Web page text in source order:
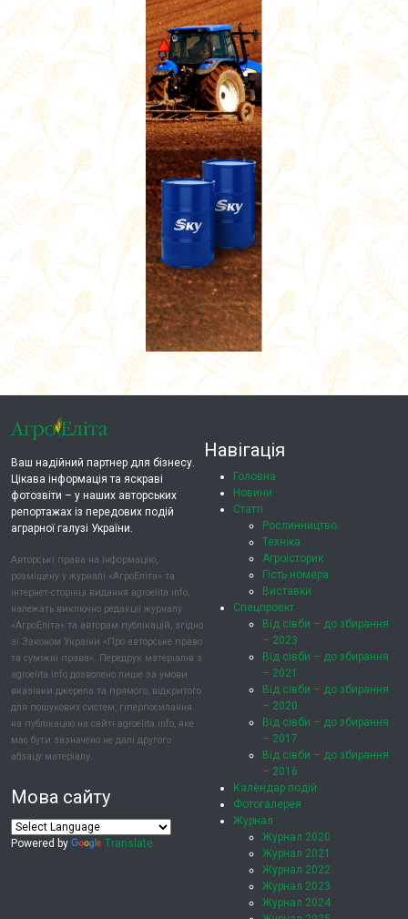
Ваш надійний партнер для бізнесу.
Цікава інформація та яскраві
фотозвіти – у наших авторських
репортажах із передових подій
аграрної галузі України.
Авторські права на інформацію,
розміщену у журналі «АгроЕліта» та
інтернет-сторінці видання agroelita.info,
належать виключно редакції журналу
«АгроЕліта» та авторам публікацій, згідно
зі Законом України «Про авторське право
та суміжні права». Передрук матеріалів з
agroelita.info дозволено лише за умови
вказівки джерела та прямого, відкритого
для пошукових систем, гіперпосилання
на публікацію на сайті agroelita.info, яке
має бути зазначено не далі другого
абзацу матеріалу.
Мова сайту
Powered by Translate
Навігація
Головна
Новини
Статті
Рослинництво
Техніка
Агроісторик
Гість номера
Виставки
Спецпроєкт
Від сівби – до збирання
– 2023
Від сівби – до збирання
– 2021
Від сівби – до збирання
– 2020
Від сівби – до збирання
– 2017
Від сівби – до збирання
– 2016
Календар подій
Фотогалерея
Журнал
Журнал 2020
Журнал 2021
Журнал 2022
Журнал 2023
Журнал 2024